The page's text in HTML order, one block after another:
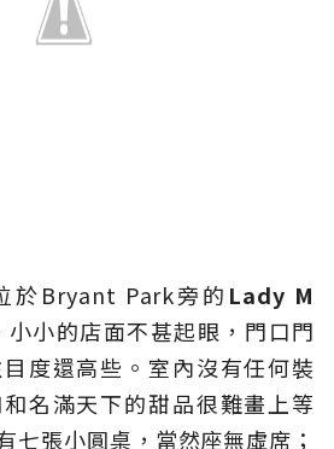
於Bryant Park旁的 Lady M
小小的店面不甚起眼，門口門
度還高些。室內沒有任何裝
名滿天下的甜品很難畫上等
七張小圓桌，當然座無虛席；